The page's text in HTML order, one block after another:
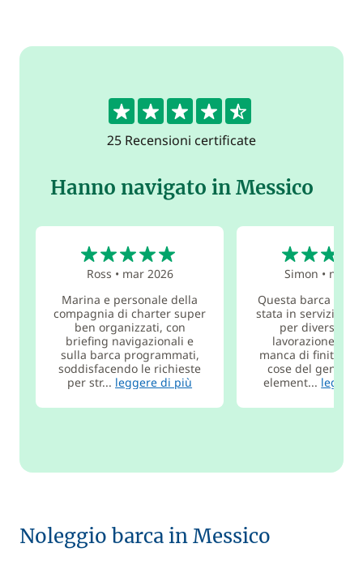
4.5
25 Recensioni certificate
Hanno navigato in Messico
Ross • mar 2026
Marina e personale della
compagnia di charter super
ben organizzati, con
briefing navigazionali e
sulla barca programmati,
soddisfacendo le richieste
per str... leggere di più
Simon • nov
Questa barca
stata in servizio di
per diversi
lavorazione del
manca di finitura
cose del genere,
element...
Noleggio barca in Messico